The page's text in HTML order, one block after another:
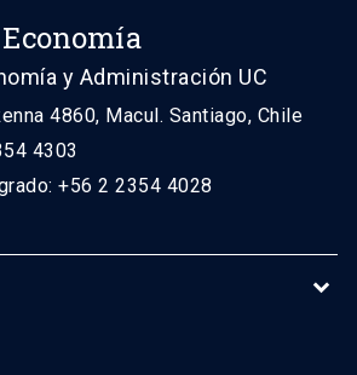
y Administración UC
4860, Macul. Santiago, Chile
4303
+56 2 2354 4028